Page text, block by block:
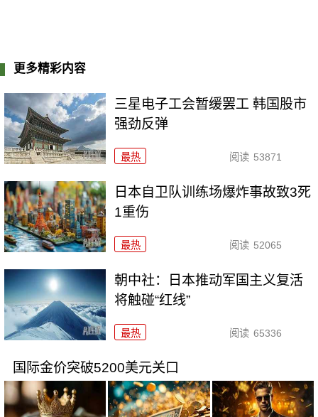
更多精彩内容
三星电子工会暂缓罢工 韩国股市
强劲反弹
最热 阅读 53871
日本自卫队训练场爆炸事故致3死
1重伤
最热 阅读 52065
朝中社：日本推动军国主义复活
将触碰“红线”
最热 阅读 65336
国际金价突破5200美元关口